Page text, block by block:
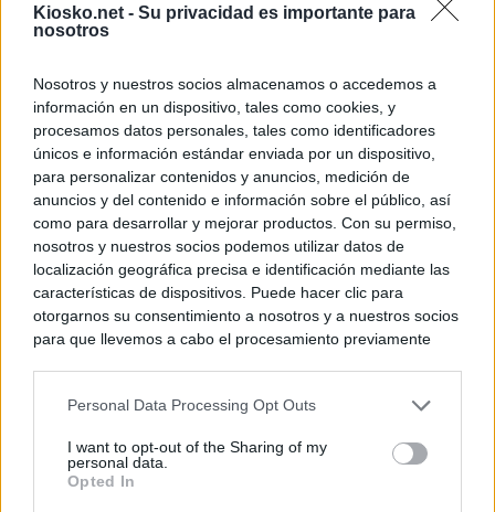
Kiosko.net - Su privacidad es importante para
nosotros
Nosotros y nuestros socios almacenamos o accedemos a
información en un dispositivo, tales como cookies, y
procesamos datos personales, tales como identificadores
únicos e información estándar enviada por un dispositivo,
para personalizar contenidos y anuncios, medición de
anuncios y del contenido e información sobre el público, así
como para desarrollar y mejorar productos. Con su permiso,
nosotros y nuestros socios podemos utilizar datos de
localización geográfica precisa e identificación mediante las
características de dispositivos. Puede hacer clic para
otorgarnos su consentimiento a nosotros y a nuestros socios
para que llevemos a cabo el procesamiento previamente
negar su consentimiento. Tenga en cuenta que algún
de su consentimiento, pero usted tiene el derecho de
rechazar tal procesamiento. Sus preferencias se aplicarán
Personal Data Processing Opt Outs
I want to opt-out of the Sharing of my
personal data.
Opted In